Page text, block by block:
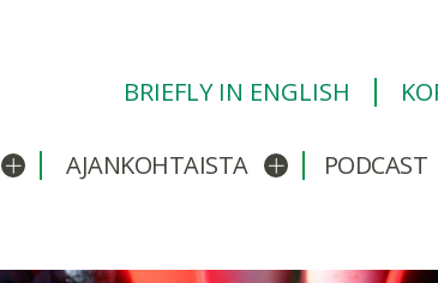
BRIEFLY IN ENGLISH
Avaa/sulje alavalikko
AJANKOHTAISTA Avaa/suljePODCAST